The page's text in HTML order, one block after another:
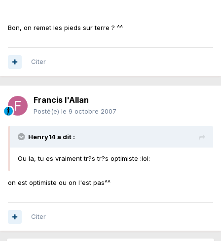
Bon, on remet les pieds sur terre ? ^^
Citer
Francis l'Allan
Posté(e) le 9 octobre 2007
Henry14 a dit :
Ou la, tu es vraiment tr?s tr?s optimiste :lol:
on est optimiste ou on l'est pas^^
Citer